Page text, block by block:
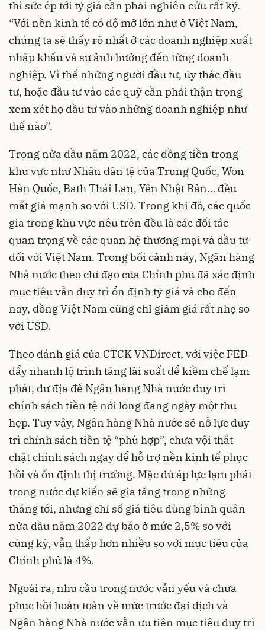
thì sức ép tới tỷ giá cần phải nghiên cứu rất kỹ.
“Với nền kinh tế có độ mở lớn như ở Việt Nam,
chúng ta sẽ thấy rõ nhất ở các doanh nghiệp xuất
nhập khẩu và sự ảnh hưởng đến từng doanh
nghiệp. Vì thế những người đầu tư, ủy thác đầu
tư, hoặc đầu tư vào các quỹ cần phải thận trọng
xem xét họ đầu tư vào những doanh nghiệp như
thế nào”.
Trong nửa đầu năm 2022, các đồng tiền trong
khu vực như Nhân dân tệ của Trung Quốc, Won
Hàn Quốc, Bath Thái Lan, Yên Nhật Bản… đều
mất giá mạnh so với USD. Trong khi đó, các quốc
gia trong khu vực nêu trên đều là các đối tác
quan trọng về các quan hệ thương mại và đầu tư
đối với Việt Nam. Trong bối cảnh này, Ngân hàng
Nhà nước theo chỉ đạo của Chính phủ đã xác định
mục tiêu vẫn duy trì ổn định tỷ giá và cho đến
nay, đồng Việt Nam cũng chỉ giảm giá rất nhẹ so
với USD.
Theo đánh giá của CTCK VNDirect, với việc FED
đẩy nhanh lộ trình tăng lãi suất để kiềm chế lạm
phát, dư địa để Ngân hàng Nhà nước duy trì
chính sách tiền tệ nới lỏng đang ngày một thu
hẹp. Tuy vậy, Ngân hàng Nhà nước sẽ nỗ lực duy
trì chính sách tiền tệ “phù hợp”, chưa vội thắt
chặt chính sách ngay để hỗ trợ nền kinh tế phục
hồi và ổn định thị trường. Mặc dù áp lực lạm phát
trong nước dự kiến sẽ gia tăng trong những
tháng tới, nhưng chỉ số giá tiêu dùng bình quân
nửa đầu năm 2022 dự báo ở mức 2,5% so với
cùng kỳ, vẫn thấp hơn nhiều so với mục tiêu của
Chính phủ là 4%.
Ngoài ra, nhu cầu trong nước vẫn yếu và chưa
phục hồi hoàn toàn về mức trước đại dịch và
Ngân hàng Nhà nước vẫn ưu tiên mục tiêu duy trì